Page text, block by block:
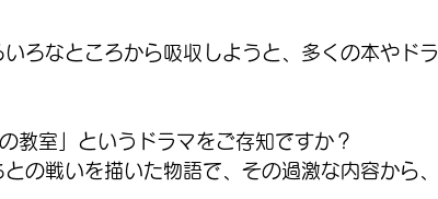
ろなところから吸収しようと、多くの本やドラ
教室」というドラマをご存知ですか？
の戦いを描いた物語で、その過激な内容から、